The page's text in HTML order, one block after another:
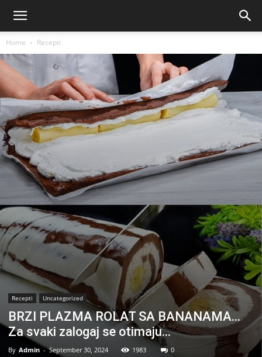
Home Recepti
Recepti Uncategorized
BRZI PLAZMA ROLAT SA BANANAMA…
Za svaki zalogaj se otimaju…
By Admin - September 30, 2024 1983 0